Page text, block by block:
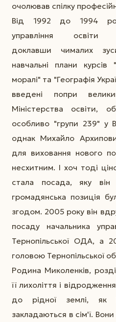
очолював спілку
Від 1992 до 1994
управління освіти
доклавши чималих
навчальні плани курсів
моралі" та "Географія
введені попри
Міністерства освіти,
особливо "групи 239" у
однак Михайло
для виховання нового
несхитним. І хоч тоді
стала посада, яку
громадянська позиція
згодом. 2005 року він
посаду начальника
Тернопільської ОДА, а
головою Тернопільської
Родина Миколенків,
її лихоліття і
до рідної землі, як
закладаються в сім'ї.